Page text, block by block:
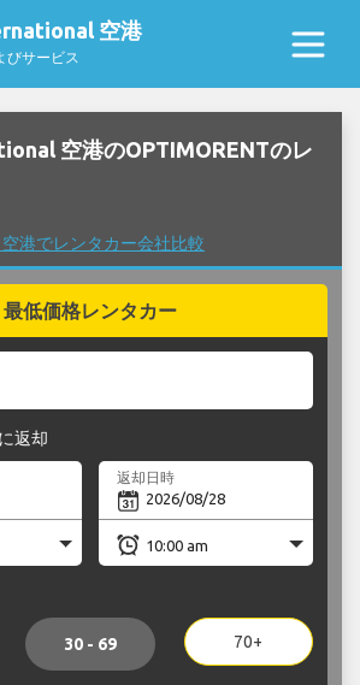
空港
びサービス
空港のOPTIMORENTのレ
港でレンタカー会社比較
最低価格レンタカー
返却
返却日時
30 - 69 70+